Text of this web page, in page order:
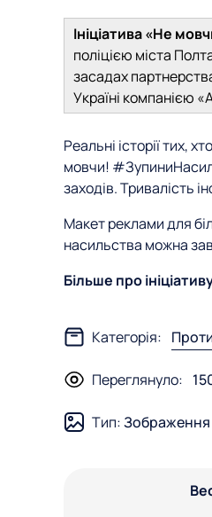
Ініціатива «Не
поліцією міста
засадах
Україні компанією
Реальні історії тих,
мовчи!
заходів. Тривалість
Макет реклами для
насильства можна
Більше про
Категорія:
Переглянуло:
Тип:Зображення